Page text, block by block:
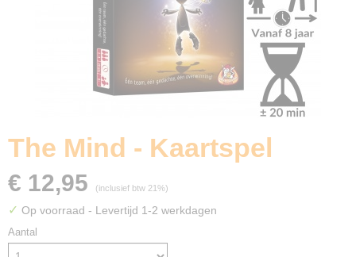
The Mind - Kaartspel
€ 12,95 (inclusief btw 21%)
✓ Op voorraad - Levertijd 1-2 werkdagen
Aantal